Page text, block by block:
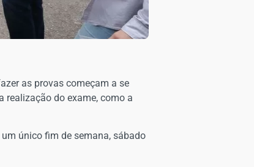
as provas começam a se
realização do exame, como a
único fim de semana, sábado